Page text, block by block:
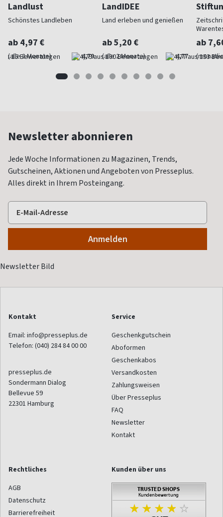
Landlust
Schönstes Landleben
ab 4,97 €
(alle 2 Monate) 4,79
LandIDEE
Land erleben und genießen
ab 5,20 €
(alle 2 Monate) 4,77
ab
Newsletter abonnieren
Jede Woche Informationen zu Magazinen, Trends,
Gutscheinen, Aktionen und Angeboten von Presseplus.
Alles direkt in Ihrem Posteingang.
Kontakt
Email: info@presseplus.de
Telefon: (040) 284 84 00 00
presseplus.de
Sondermann Dialog
Bellevue 59
22301 Hamburg
Service
Geschenkgutschein
Aboformen
Geschenkabos
Versandkosten
Zahlungsweisen
Über Presseplus
FAQ
Newsletter
Kontakt
Rechtliches
AGB
Datenschutz
Barrierefreiheit
Kunden über uns